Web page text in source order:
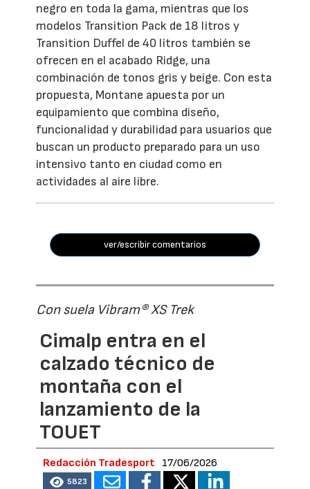
negro en toda la gama, mientras que los
modelos Transition Pack de 18 litros y
Transition Duffel de 40 litros también se
ofrecen en el acabado Ridge, una
combinación de tonos gris y beige. Con esta
propuesta, Montane apuesta por un
equipamiento que combina diseño,
funcionalidad y durabilidad para usuarios que
buscan un producto preparado para un uso
intensivo tanto en ciudad como en
actividades al aire libre.
ver/escribir comentarios
Con suela Vibram® XS Trek
Cimalp entra en el
calzado técnico de
montaña con el
lanzamiento de la
TOUET
Redacción Tradesport 17/06/2026
5823